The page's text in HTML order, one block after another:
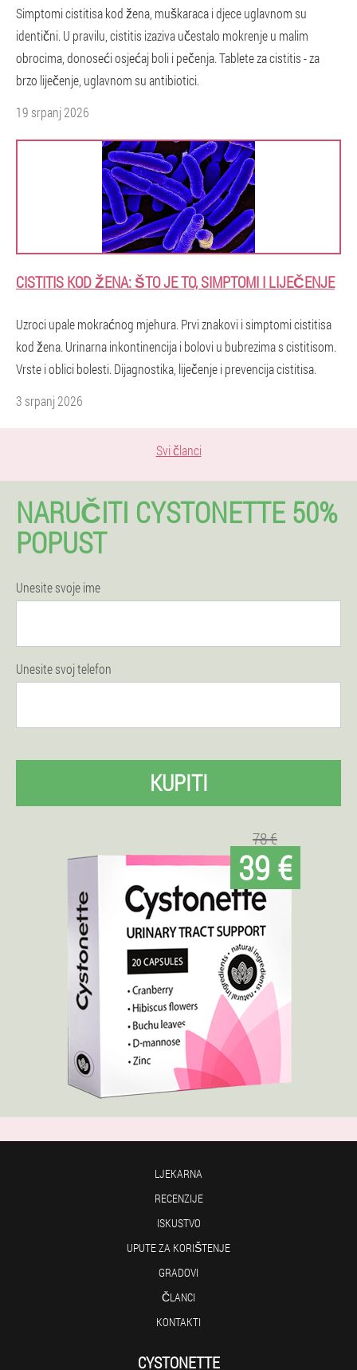
Simptomi cistitisa kod žena, muškaraca i djece uglavnom su
identični. U pravilu, cistitis izaziva učestalo mokrenje u malim
obrocima, donoseći osjećaj boli i pečenja. Tablete za cistitis - za
brzo liječenje, uglavnom su antibiotici.
19 srpanj 2026
CISTITIS KOD ŽENA: ŠTO JE TO, SIMPTOMI I LIJEČENJE
Uzroci upale mokraćnog mjehura. Prvi znakovi i simptomi cistitisa
kod žena. Urinarna inkontinencija i bolovi u bubrezima s cistitisom.
Vrste i oblici bolesti. Dijagnostika, liječenje i prevencija cistitisa.
3 srpanj 2026
Svi članci
NARUČITI CYSTONETTE 50%
POPUST
Unesite svoje ime
Unesite svoj telefon
KUPITI
78 €
39 €
LJEKARNA
RECENZIJE
ISKUSTVO
UPUTE ZA KORIŠTENJE
GRADOVI
ČLANCI
KONTAKTI
CYSTONETTE